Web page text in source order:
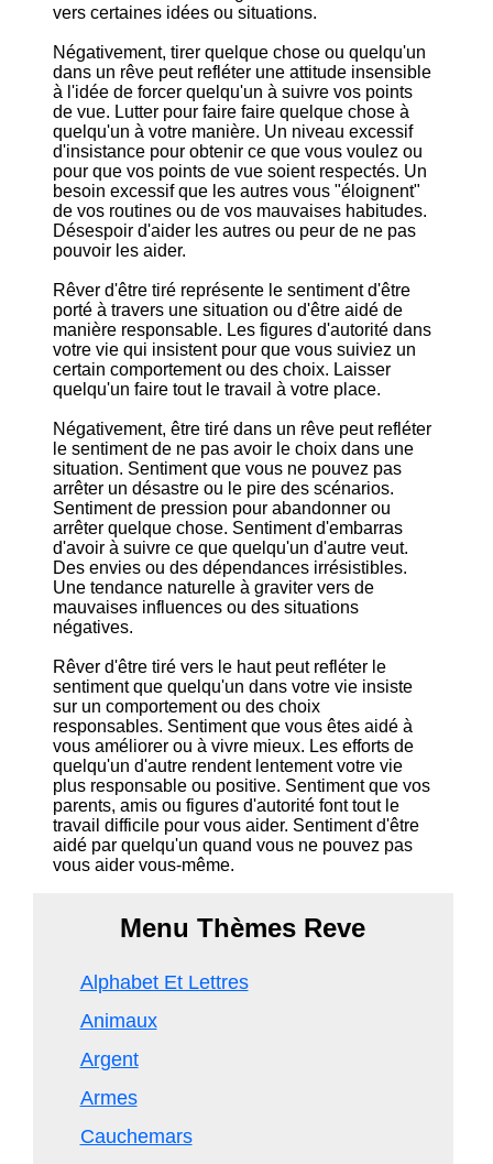
vers certaines idées ou situations.
Négativement, tirer quelque chose ou quelqu'un
dans un rêve peut refléter une attitude insensible
à l'idée de forcer quelqu'un à suivre vos points
de vue. Lutter pour faire faire quelque chose à
quelqu'un à votre manière. Un niveau excessif
d'insistance pour obtenir ce que vous voulez ou
pour que vos points de vue soient respectés. Un
besoin excessif que les autres vous "éloignent"
de vos routines ou de vos mauvaises habitudes.
Désespoir d'aider les autres ou peur de ne pas
pouvoir les aider.
Rêver d'être tiré représente le sentiment d'être
porté à travers une situation ou d'être aidé de
manière responsable. Les figures d'autorité dans
votre vie qui insistent pour que vous suiviez un
certain comportement ou des choix. Laisser
quelqu'un faire tout le travail à votre place.
Négativement, être tiré dans un rêve peut refléter
le sentiment de ne pas avoir le choix dans une
situation. Sentiment que vous ne pouvez pas
arrêter un désastre ou le pire des scénarios.
Sentiment de pression pour abandonner ou
arrêter quelque chose. Sentiment d'embarras
d'avoir à suivre ce que quelqu'un d'autre veut.
Des envies ou des dépendances irrésistibles.
Une tendance naturelle à graviter vers de
mauvaises influences ou des situations
négatives.
Rêver d'être tiré vers le haut peut refléter le
sentiment que quelqu'un dans votre vie insiste
sur un comportement ou des choix
responsables. Sentiment que vous êtes aidé à
vous améliorer ou à vivre mieux. Les efforts de
quelqu'un d'autre rendent lentement votre vie
plus responsable ou positive. Sentiment que vos
parents, amis ou figures d'autorité font tout le
travail difficile pour vous aider. Sentiment d'être
aidé par quelqu'un quand vous ne pouvez pas
vous aider vous-même.
Menu Thèmes Reve
Alphabet Et Lettres
Animaux
Argent
Armes
Cauchemars